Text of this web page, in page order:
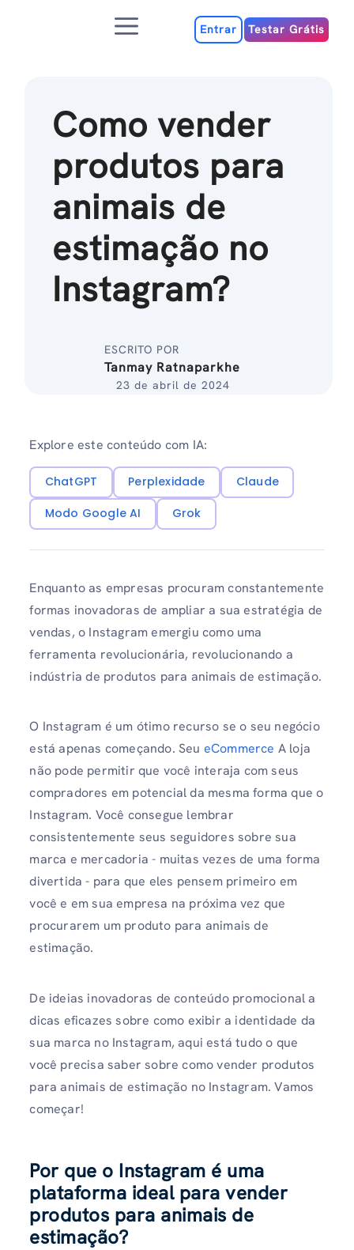
MenuEntrar Testar Grátis
Como vender
produtos para
animais de
estimação no
Instagram?
ESCRITO POR
Tanmay Ratnaparkhe
23 de abril de 2024
Explore este conteúdo com IA:
ChatGPT Perplexidade
Claude
Modo Google AI
Grok
Enquanto as empresas procuram constantemente
formas inovadoras de ampliar a sua estratégia de
vendas, o Instagram emergiu como uma
ferramenta revolucionária, revolucionando a
indústria de produtos para animais de estimação.
O Instagram é um ótimo recurso se o seu negócio
está apenas começando. Seu eCommerce A loja
não pode permitir que você interaja com seus
compradores em potencial da mesma forma que o
Instagram. Você consegue lembrar
consistentemente seus seguidores sobre sua
marca e mercadoria - muitas vezes de uma forma
divertida - para que eles pensem primeiro em
você e em sua empresa na próxima vez que
procurarem um produto para animais de
estimação.
De ideias inovadoras de conteúdo promocional a
dicas eficazes sobre como exibir a identidade da
sua marca no Instagram, aqui está tudo o que
você precisa saber sobre como vender produtos
para animais de estimação no Instagram. Vamos
começar!
Por que o Instagram é uma
plataforma ideal para vender
produtos para animais de
estimação?